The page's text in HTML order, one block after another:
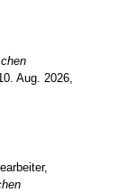
Aug. 2026,